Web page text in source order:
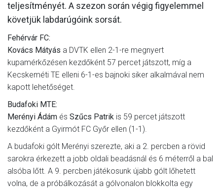
teljesítményét. A szezon során végig figyelemmel
követjük labdarúgóink sorsát.
Fehérvár FC:
Kovács Mátyás a DVTK ellen 2-1-re megnyert
kupamérkőzésen kezdőként 57 percet játszott, míg a
Kecskeméti TE elleni 6-1-es bajnoki siker alkalmával nem
kapott lehetőséget.
Budafoki MTE:
Merényi Ádám és Szűcs Patrik is 59 percet játszott
kezdőként a Gyirmót FC Győr ellen (1-1).
A budafoki gólt Merényi szerezte, aki a 2. percben a rövid
sarokra érkezett a jobb oldali beadásnál és 6 méterről a bal
alsóba lőtt. A 9. percben játékosunk újabb gólt lőhetett
volna, de a próbálkozását a gólvonalon blokkolta egy